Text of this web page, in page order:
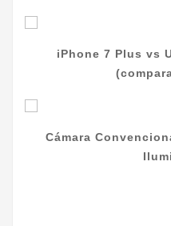
iPhone 7 Plus vs
Cámara